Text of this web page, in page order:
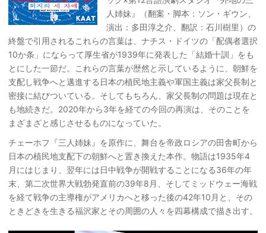
人姉妹』（翻案・脚本：ソン・ギウン、
演出：多田淳之介、翻訳：石川樹里）の
終盤で引用されるこれらの言葉は、ナチス・ドイツの「配偶者選択
10か条」にならって厚生省が1939年に発表した「結婚十訓」をも
とにした一節だ。これらの言葉が歴然と示しているように、朝鮮を
支配し戦争へと邁進する日本の植民地主義や軍国主義は家父長制と
密接に結びついている。そしてもちろん、家父長制の問題は現在と
も地続きだ。2020年から3年を経ての今回の再演は、そのことを
まざまざと感じさせるものになっていた。
チェーホフ『三人姉妹』を原作に、舞台を帝政ロシアの田舎町から
日本の植民地支配下の朝鮮へと置き換えた本作。物語は1935年4
月にはじまり、翌年には日中戦争が開戦することになる36年の年
末、第二次世界大戦勃発直前の39年8月、そしてミッドウェー海戦
を経て戦争の主導権がアメリカへと移った後の42年10月と、その
ときどきを生きる福沢家とその周囲の人々を四幕構成で描き出す。